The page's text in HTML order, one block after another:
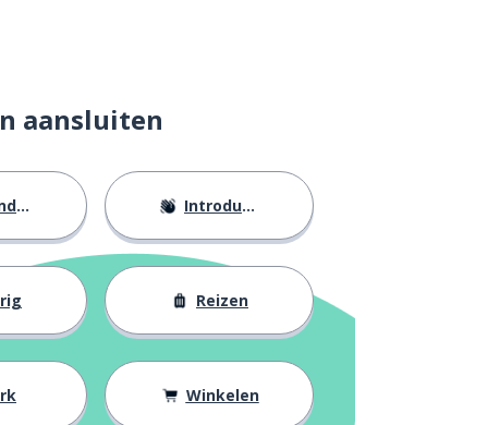
aansluiten
Introducties
Reizen
Winkelen